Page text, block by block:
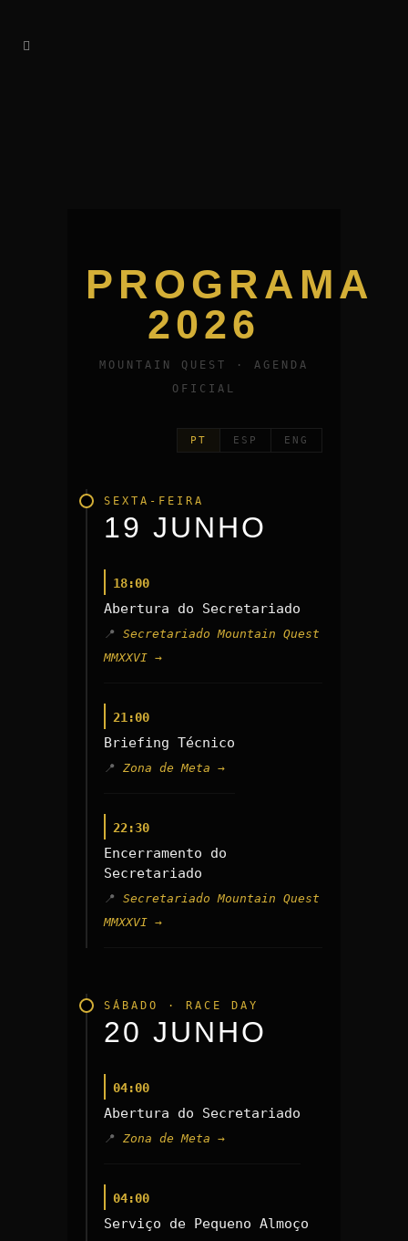
PROGRAMA
2026
MOUNTAIN QUEST · AGENDA
OFICIAL
PT ESP ENG
SEXTA-FEIRA
19 JUNHO
18:00
Abertura do Secretariado
Secretariado Mountain Quest
MMXXVI →
21:00
Briefing Técnico
Zona de Meta →
22:30
Encerramento do
Secretariado
Secretariado Mountain Quest
MMXXVI →
SÁBADO · RACE DAY
20 JUNHO
04:00
Abertura do Secretariado
Zona de Meta →
04:00
Serviço de Pequeno Almoço